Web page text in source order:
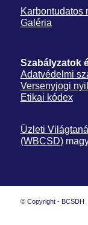
Karbontudatos
Galéria
Szabályzatok
Adatvédelmi
Versenyjogi
Etikai kódex
Üzleti
(WBCSD)
© Copyright - BCSDH